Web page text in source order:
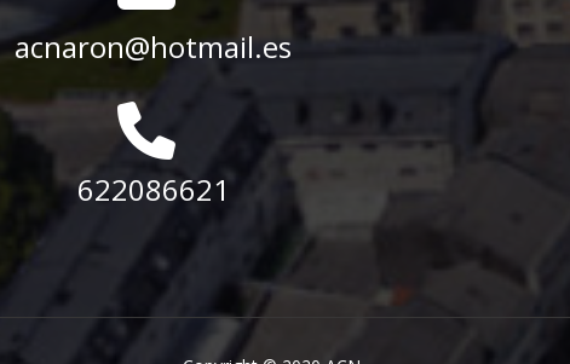
acnaron@hotmail.es
622086621